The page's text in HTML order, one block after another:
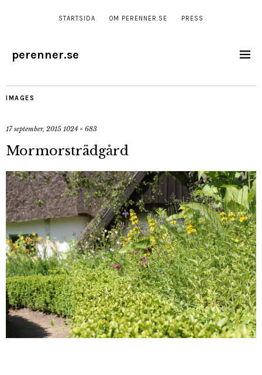
STARTSIDA OM PERENNER.SE PRESS
perenner.se
IMAGES
17 september, 2015 1024 × 683
Mormorsträdgård